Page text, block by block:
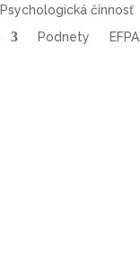
Psychologická činnosť
Podnety EFPA